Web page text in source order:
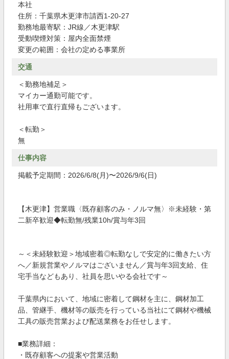
本社
住所：千葉県木更津市請西1-20-27
勤務地最寄駅：JR線／木更津駅
受動喫煙対策：屋内全面禁煙
変更の範囲：会社の定める事業所
交通
＜勤務地補足＞
マイカー通勤可能です。
社用車で直行直帰もございます。
＜転勤＞
無
仕事内容
掲載予定期間：2026/6/8(月)〜2026/9/6(日)
【木更津】営業職〈既存顧客のみ・ノルマ無〉※未経験・第
二新卒歓迎◆転勤無/残業10h/賞与年3回
～＜未経験歓迎＞地域密着◎転勤なしで安定的に働きたい方
へ／新規営業やノルマはございません／賞与年3回支給、住
宅手当などもあり、社員を思いやる会社です～
千葉県内において、地域に密着して鋼材を主に、鋼材加工
品、管継手、機材等の販売を行っている当社にて鋼材や機械
工具の販売営業および配送業務をお任せします。
■業務詳細：
・既存顧客への提案や営業活動